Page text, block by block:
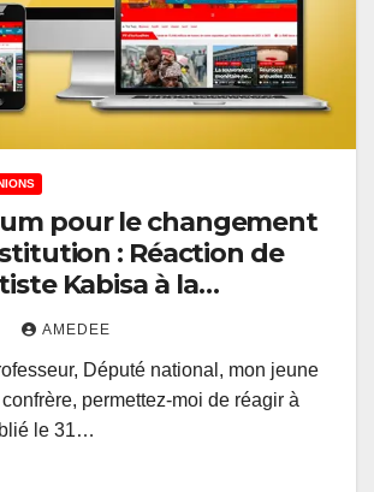
pour le changement
: Réaction de
Kabisa à la
de Paul-Gaspard
AMEDEE
Député national, mon jeune
permettez-moi de réagir à
le 31…